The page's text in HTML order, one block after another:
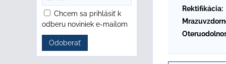
Rektifikácia:
Chcem sa prihlásiť k
odberu noviniek e-mailom
Odoberať